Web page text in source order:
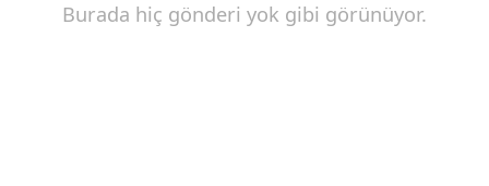
Burada hiç gönderi yok gibi görünüyor.